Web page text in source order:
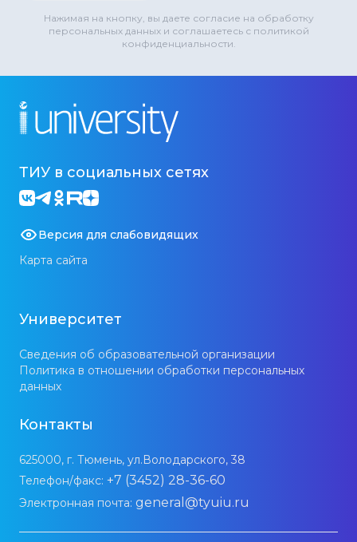
Нажимая на кнопку, вы даете согласие на обработку
персональных данных и соглашаетесь с политикой
конфиденциальности.
ТИУ в социальных сетях
Версия для слабовидящих
Карта сайта
Университет
Сведения об образовательной организации
Политика в отношении обработки персональных
данных
Контакты
625000, г. Тюмень, ул.Володарского, 38
Телефон/факс: +7 (3452) 28-36-60
Электронная почта: general@tyuiu.ru